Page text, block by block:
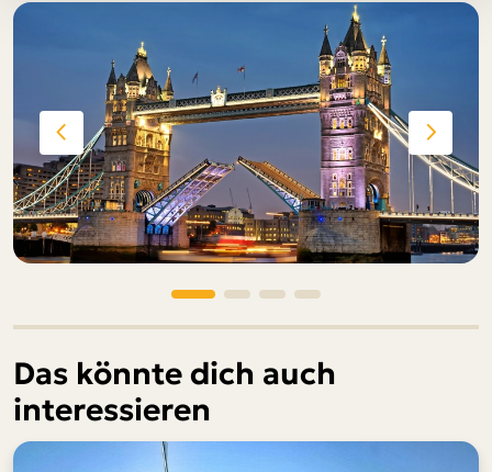
Das könnte dich auch
interessieren